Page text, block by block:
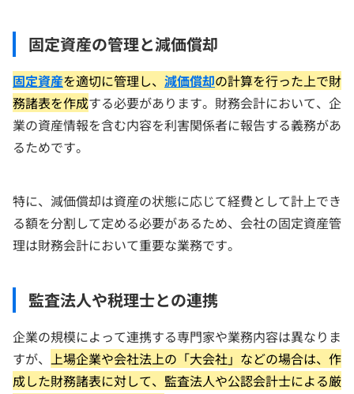
固定資産の管理と減価償却
固定資産を適切に管理し、 減価償却の計算を行った上で財
務諸表を作成する必要があります。財務会計において、企
業の資産情報を含む内容を利害関係者に報告する義務があ
るためです。
特に、減価償却は資産の状態に応じて経費として計上でき
る額を分割して定める必要があるため、会社の固定資産管
理は財務会計において重要な業務です。
監査法人や税理士との連携
企業の規模によって連携する専門家や業務内容は異なりま
すが、 上場企業や会社法上の「大会社」などの場合は、作
成した財務諸表に対して、監査法人や公認会計士による厳